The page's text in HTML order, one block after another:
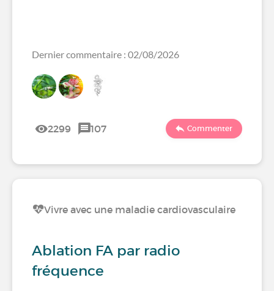
Dernier commentaire : 02/08/2026
2299 107 Commenter
Vivre avec une maladie cardiovasculaire
Ablation FA par radio
fréquence